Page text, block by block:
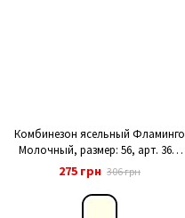
Комбинезон ясельный Фламинго
Молочный, размер: 56, арт. 365-
217
275 грн 306 грн